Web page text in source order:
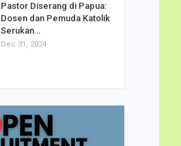
Pastor Diserang di Papua:
Dosen dan Pemuda Katolik
Serukan…
Dec 31, 2024